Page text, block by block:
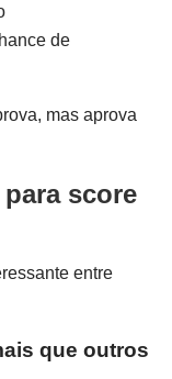
de
mas aprova
score
entre
que outros